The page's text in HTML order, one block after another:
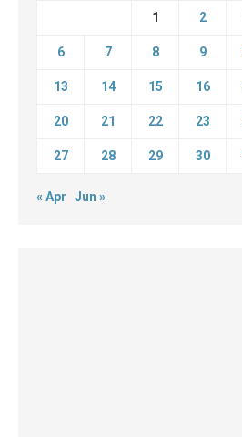
1 2
6 7 8 9
13 14 15 16
20 21 22 23
27 28 29 30
« Apr Jun »